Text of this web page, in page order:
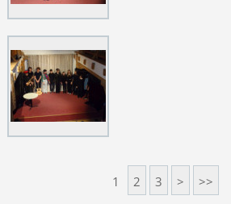
1 2 3 > >>